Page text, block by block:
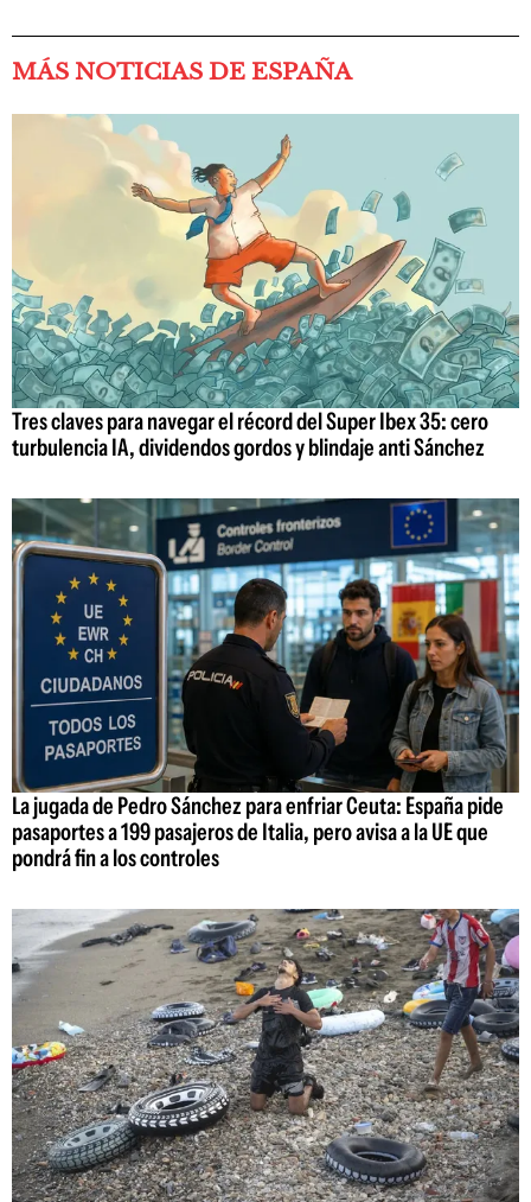
MÁS NOTICIAS DE ESPAÑA
Tres claves para navegar el récord del Super Ibex 35: cero
turbulencia IA, dividendos gordos y blindaje anti Sánchez
La jugada de Pedro Sánchez para enfriar Ceuta: España pide
pasaportes a 199 pasajeros de Italia, pero avisa a la UE que
pondrá fin a los controles